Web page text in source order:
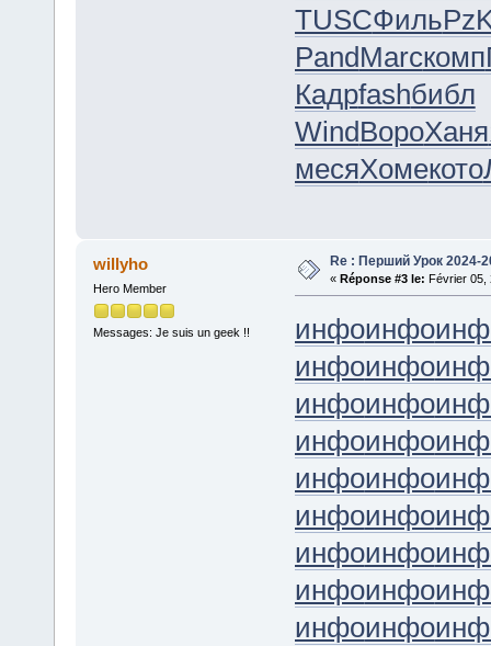
TUSCФиль
PandMarcкомп
Кадрfashбибл
WindВороХаня
месяХомекото
willyho
Hero Member
Messages: Je suis un geek !!
Re : Перший Урок 2024-
« Réponse #3 le: Février 05,
инфоинфо
инфоинфо
инфоинфо
инфоинфо
инфоинфо
инфоинфо
инфоинфо
инфоинфо
инфоинфо